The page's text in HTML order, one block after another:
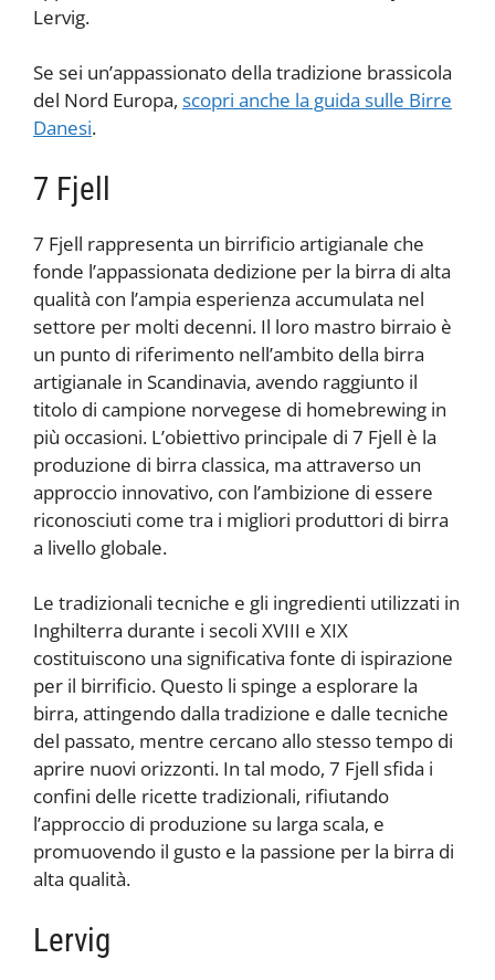
Lervig.
Se sei un’appassionato della tradizione brassicola
del Nord Europa, scopri anche la guida sulle Birre
Danesi.
7 Fjell
7 Fjell rappresenta un birrificio artigianale che
fonde l’appassionata dedizione per la birra di alta
qualità con l’ampia esperienza accumulata nel
settore per molti decenni. Il loro mastro birraio è
un punto di riferimento nell’ambito della birra
artigianale in Scandinavia, avendo raggiunto il
titolo di campione norvegese di homebrewing in
più occasioni. L’obiettivo principale di 7 Fjell è la
produzione di birra classica, ma attraverso un
approccio innovativo, con l’ambizione di essere
riconosciuti come tra i migliori produttori di birra
a livello globale.
Le tradizionali tecniche e gli ingredienti utilizzati in
Inghilterra durante i secoli XVIII e XIX
costituiscono una significativa fonte di ispirazione
per il birrificio. Questo li spinge a esplorare la
birra, attingendo dalla tradizione e dalle tecniche
del passato, mentre cercano allo stesso tempo di
aprire nuovi orizzonti. In tal modo, 7 Fjell sfida i
confini delle ricette tradizionali, rifiutando
l’approccio di produzione su larga scala, e
promuovendo il gusto e la passione per la birra di
alta qualità.
Lervig